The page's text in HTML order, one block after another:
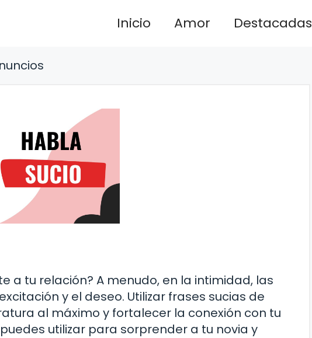
Inicio Amor Destacadas
a tu relación? A menudo, en la intimidad, las
y el deseo. Utilizar frases sucias de
al máximo y fortalecer la conexión con tu
utilizar para sorprender a tu novia y